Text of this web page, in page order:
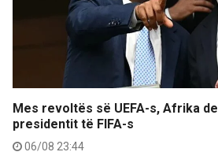
Mes revoltës së UEFA-s, Afrika
presidentit të FIFA-s
06/08 23:44